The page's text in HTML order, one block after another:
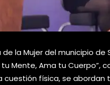
la Mujer del municipio de
tu Mente, Ama tu
física, se